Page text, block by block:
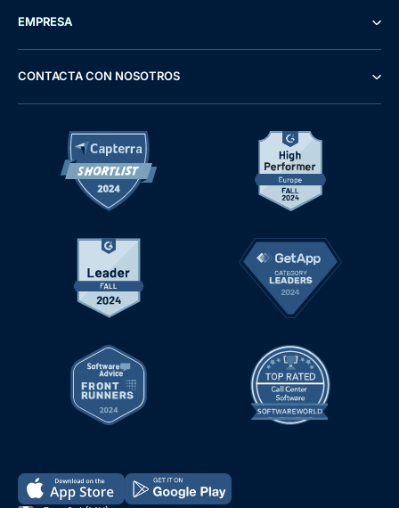
EMPRESA
CONTACTA CON NOSOTROS